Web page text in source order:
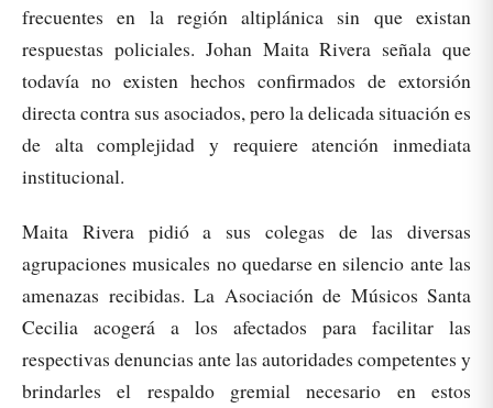
frecuentes en la región altiplánica sin que existan
respuestas policiales. Johan Maita Rivera señala que
todavía no existen hechos confirmados de extorsión
directa contra sus asociados, pero la delicada situación es
de alta complejidad y requiere atención inmediata
institucional.
Maita Rivera pidió a sus colegas de las diversas
agrupaciones musicales no quedarse en silencio ante las
amenazas recibidas. La Asociación de Músicos Santa
Cecilia acogerá a los afectados para facilitar las
respectivas denuncias ante las autoridades competentes y
brindarles el respaldo gremial necesario en estos